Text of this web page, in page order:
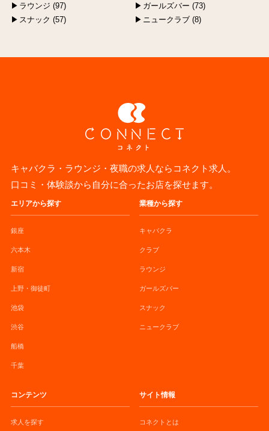
ラウンジ (97)
ガールズバー (73)
スナック (57)
ニュークラブ (8)
キャバクラ・ラウンジ・夜職の求人ならコネクト求人。
口コミ・体験談から自分に合ったお店を探せます。
エリアから探す
銀座
六本木
新宿
上野・御徒町
池袋
渋谷
船橋
千葉
業種から探す
キャバクラ
クラブ
ラウンジ
ガールズバー
スナック
ニュークラブ
コンテンツ
求人を探す
サイト情報
コネクトとは